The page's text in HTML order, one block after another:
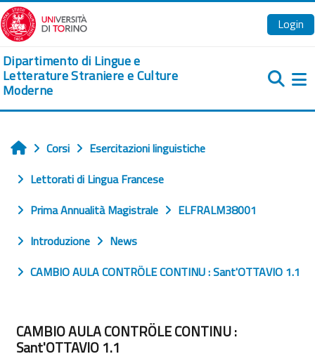
Vai al contenuto principale
Login
Dipartimento di Lingue e
Letterature Straniere e Culture
Moderne
Home
Corsi
Esercitazioni linguistiche
Lettorati di Lingua Francese
Prima Annualità Magistrale
ELFRALM38001
Introduzione
News
CAMBIO AULA CONTRÖLE CONTINU : Sant'OTTAVIO 1.1
CAMBIO AULA CONTRÖLE CONTINU :
Sant'OTTAVIO 1.1